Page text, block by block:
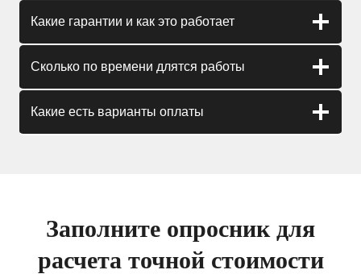
Какие гарантии и как это работает
Сколько по времени длятся работы
Какие есть варианты оплаты
Заполните опросник для
расчета точной стоимости